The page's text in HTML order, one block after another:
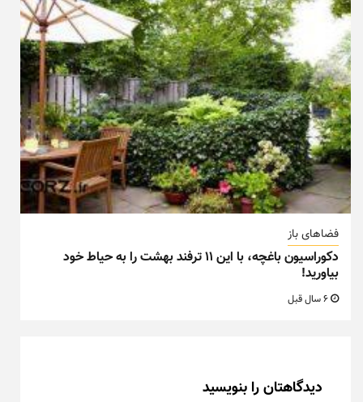
فضاهای باز
دکوراسیون باغچه، با این ۱۱ ترفند بهشت را به حیاط خود
بیاورید!
دیدگاهتان را بنویسید